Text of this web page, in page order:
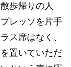
歩帰りの人
レッソを片手
ス席はなく、
置いていただ